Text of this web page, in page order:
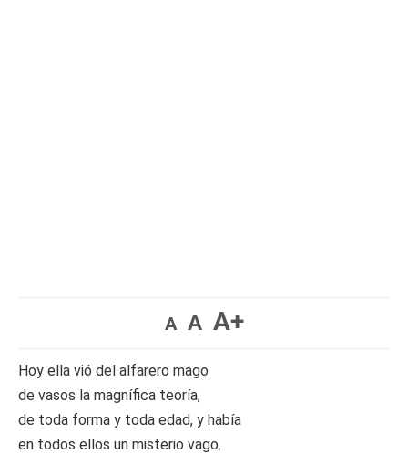
A A A+
Hoy ella vió del alfarero mago
de vasos la magnífica teoría,
de toda forma y toda edad, y había
en todos ellos un misterio vago.